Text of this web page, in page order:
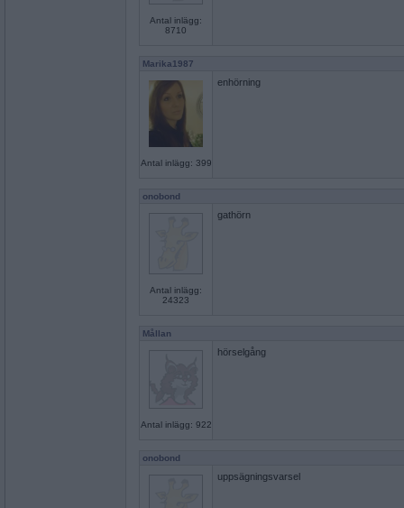
Antal inlägg:
8710
Marika1987
Antal inlägg: 399
enhörning
onobond
Antal inlägg:
24323
gathörn
Mållan
Antal inlägg: 922
hörselgång
onobond
uppsägningsvarsel